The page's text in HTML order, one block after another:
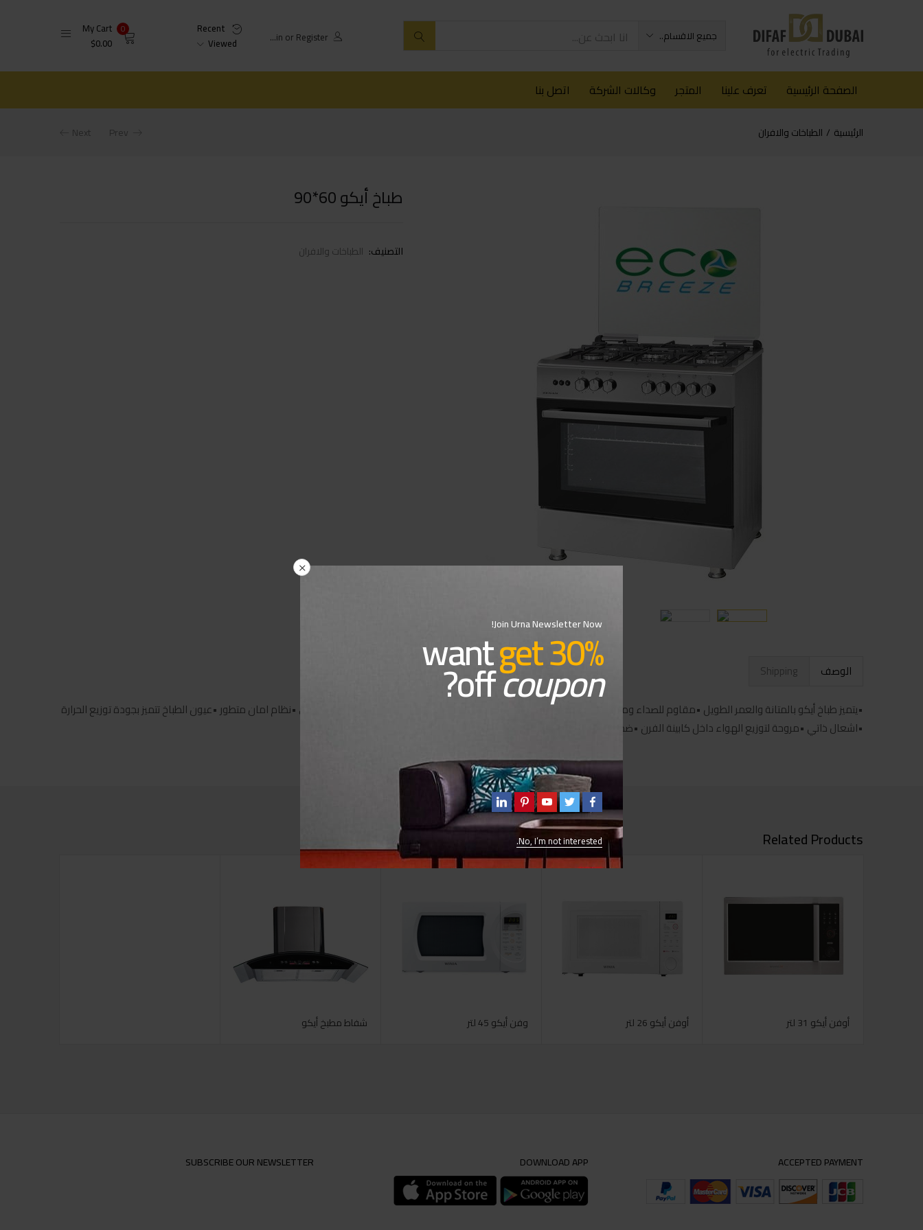
جميع الاقسام.. Login or Register
Recent
Viewed
0
My Cart
$0.00
الصفحة الرئيسية تعرف علينا المتجر وكالات الشركة اتصل بنا
الرئيسية الطباخات والافران Prev
Next
طباخ أيكو 60*90
التصنيف: الطباخات والافران
الوصف
Shipping
•يتميز طباخ أيكو بالمتانة والعمر الطويل •مقاوم للصداء ومصنع من اجود انواع النحاس والستانلس ستيل •مواصفات ايطالية وتجميع مصري •نظام امان متطور •عيون الطباخ تتميز بجودة توزيع الحرارة
•اشعال ذاتي •مروحة لتوزيع الهواء داخل كابينة الفرن •ضمان ثلاث سنوات
Related Products
أوفن أيكو 31 لتر أوفن أيكو 26 لتر وفن أيكو 45 لتر شفاط مطبخ أيكو
Join Urna Newsletter Now!
wantget 30%
offcoupon
?
No, I’m not interested.
SUBSCRIBE OUR NEWSLETTER DOWNLOAD APP ACCEPTED PAYMENT